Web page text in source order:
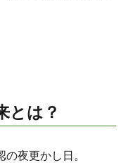
とは？
夜更かし日。